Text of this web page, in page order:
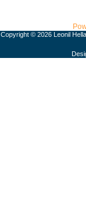
Copyright © 2026 Leonil